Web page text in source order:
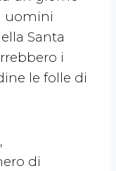
uomini
Santa
i
le folle di
di